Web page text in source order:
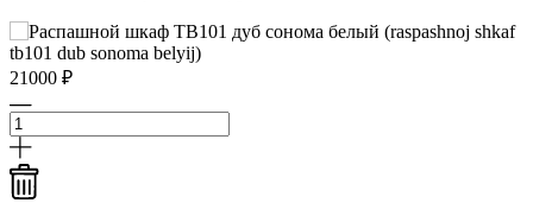
21000 ₽